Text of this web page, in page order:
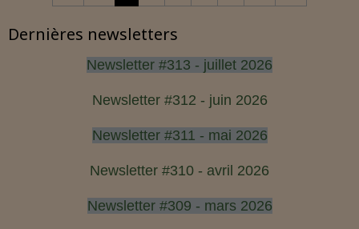
Dernières newsletters
Newsletter #313 - juillet 2026
Newsletter #312 - juin 2026
Newsletter #311 - mai 2026
Newsletter #310 - avril 2026
Newsletter #309 - mars 2026